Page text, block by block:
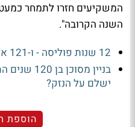
המשקיעים חזרו לתמחר
השנה הקרובה".
12 שנות פוליסה - ו-121 אלף שקל בלי כיסוי
בניין
ישלם על הנזק?
הוספת